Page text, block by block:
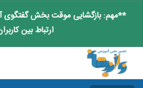
**مهم: بازگشایی موقت بخش گفتگوی
ارتباط بین